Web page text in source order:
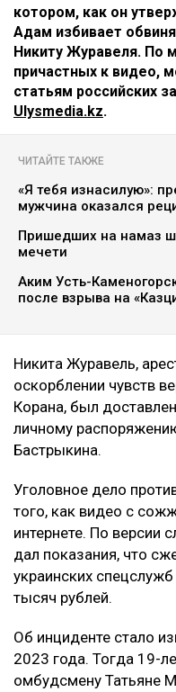
котором, как он
Адам избивает
Никиту Журавеля. По
причастных к видео,
статьям российских
Ulysmedia.kz.
ЧИТАЙТЕ ТАКЖЕ
«Я тебя изнасилую»:
мужчина оказался
Пришедших на намаз
мечети
Аким Усть-
после взрыва на
Никита Журавель,
оскорблении чувств
Корана, был
личному
Бастрыкина.
Уголовное дело
того, как видео с
интернете. По версии
дал показания, что
украинских
тысяч рублей.
Об инциденте стало
2023 года. Тогда 19-
омбудсмену Татьяне